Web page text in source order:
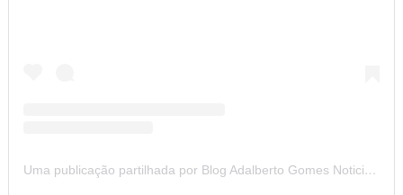
Uma publicação partilhada por Blog Adalberto Gomes Noticias (@blogadalbertogomesnoticiass)